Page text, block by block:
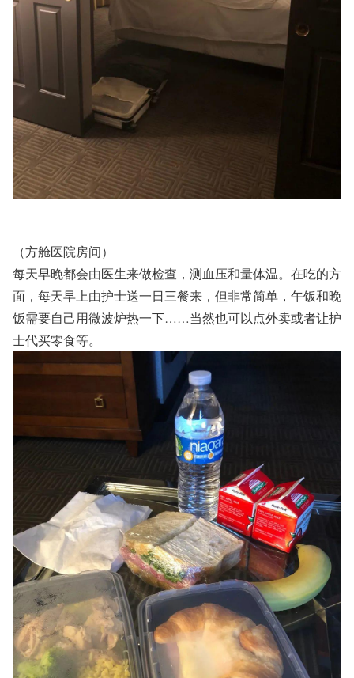
（方舱医院房间）
每天早晚都会由医生来做检查，测血压和量体温。在吃的方
面，每天早上由护士送一日三餐来，但非常简单，午饭和晚
饭需要自己用微波炉热一下……当然也可以点外卖或者让护
士代买零食等。